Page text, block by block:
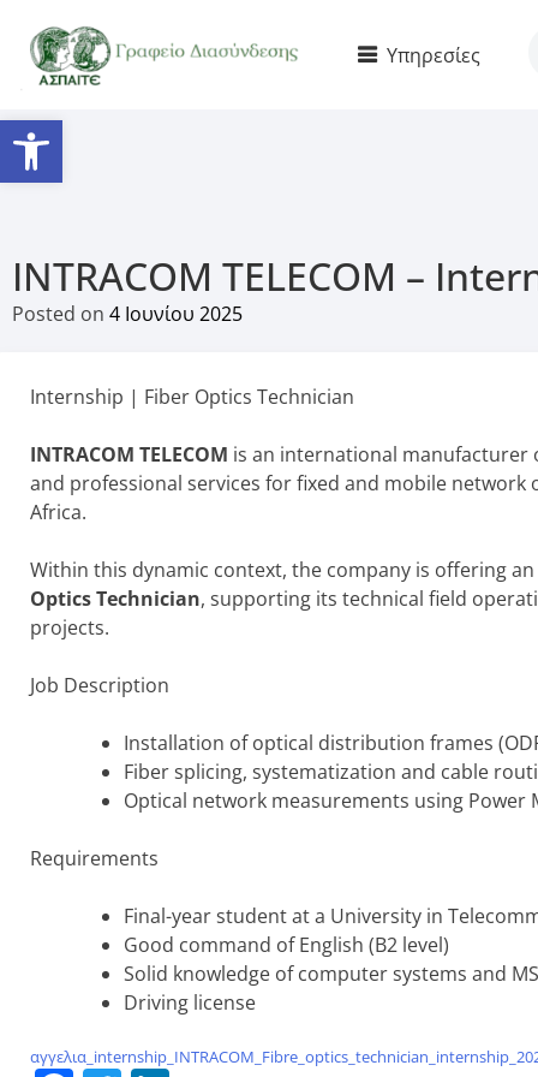
Ανοίξτε τη γραμμή εργαλείων
Υπηρεσίες
INTRACOM TELECOM –
Posted on 4 Ιουνίου 2025
Internship | Fiber Optics Technician
INTRACOM TELECOM is an international manufacturer
and professional services for fixed and mobile network
Africa.
Within this dynamic context, the company is offering an
Optics Technician, supporting its technical field
projects.
Job Description
Installation of optical distribution frames
Fiber splicing, systematization and cable
Optical network measurements using Power
Requirements
Final-year student at a University in
Good command of English (B2 level)
Solid knowledge of computer systems and
Driving license